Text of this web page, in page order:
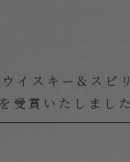
スキー&スピ
賞いたしました